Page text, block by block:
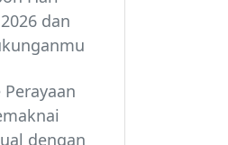
dan
dengan